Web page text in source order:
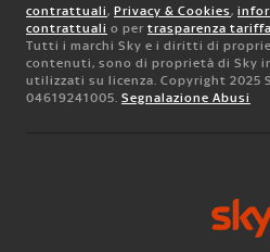
contrattuali , Privacy & Cookies,
contrattuali o per trasparenza
Tutti i marchi Sky e i diritti di
contenuti, sono di proprietà di Sky
utilizzati su licenza. Copyright 2025
04619241005. Segnalazione Abusi